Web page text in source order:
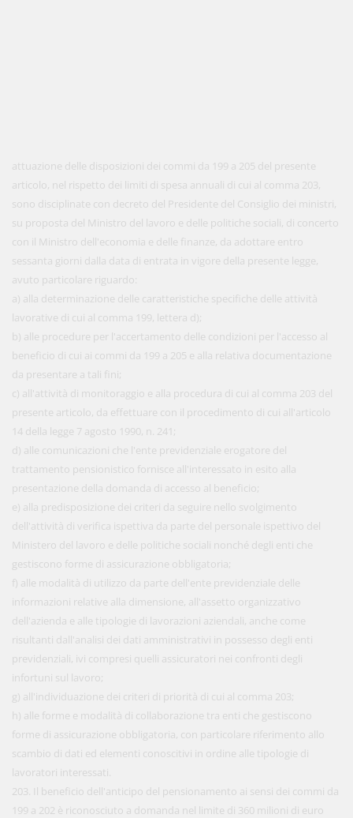
attuazione delle disposizioni dei commi da 199 a 205 del presente
articolo, nel rispetto dei limiti di spesa annuali di cui al comma 203,
sono disciplinate con decreto del Presidente del Consiglio dei ministri,
su proposta del Ministro del lavoro e delle politiche sociali, di concerto
con il Ministro dell'economia e delle finanze, da adottare entro
sessanta giorni dalla data di entrata in vigore della presente legge,
avuto particolare riguardo:
a) alla determinazione delle caratteristiche specifiche delle attività
lavorative di cui al comma 199, lettera d);
b) alle procedure per l'accertamento delle condizioni per l'accesso al
beneficio di cui ai commi da 199 a 205 e alla relativa documentazione
da presentare a tali fini;
c) all'attività di monitoraggio e alla procedura di cui al comma 203 del
presente articolo, da effettuare con il procedimento di cui all'articolo
14 della legge 7 agosto 1990, n. 241;
d) alle comunicazioni che l'ente previdenziale erogatore del
trattamento pensionistico fornisce all'interessato in esito alla
presentazione della domanda di accesso al beneficio;
e) alla predisposizione dei criteri da seguire nello svolgimento
dell'attività di verifica ispettiva da parte del personale ispettivo del
Ministero del lavoro e delle politiche sociali nonché degli enti che
gestiscono forme di assicurazione obbligatoria;
f) alle modalità di utilizzo da parte dell'ente previdenziale delle
informazioni relative alla dimensione, all'assetto organizzativo
dell'azienda e alle tipologie di lavorazioni aziendali, anche come
risultanti dall'analisi dei dati amministrativi in possesso degli enti
previdenziali, ivi compresi quelli assicuratori nei confronti degli
infortuni sul lavoro;
g) all'individuazione dei criteri di priorità di cui al comma 203;
h) alle forme e modalità di collaborazione tra enti che gestiscono
forme di assicurazione obbligatoria, con particolare riferimento allo
scambio di dati ed elementi conoscitivi in ordine alle tipologie di
lavoratori interessati.
203. Il beneficio dell'anticipo del pensionamento ai sensi dei commi da
199 a 202 è riconosciuto a domanda nel limite di 360 milioni di euro